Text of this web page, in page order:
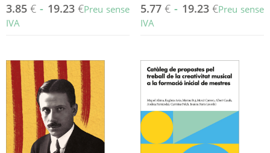
3.85 € - 19.23 €Preu sense
IVA
té
diverses
variants.
Les
opcions
es
poden
5.77 €- 19.23 €Preu sense
IVA
té
diverses
Les
opcions
es
poden